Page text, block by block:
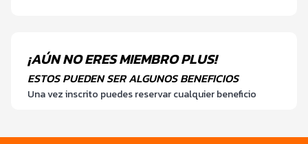
¡AÚN NO ERES MIEMBRO PLUS!
ESTOS PUEDEN SER ALGUNOS BENEFICIOS
Una vez inscrito puedes reservar cualquier beneficio